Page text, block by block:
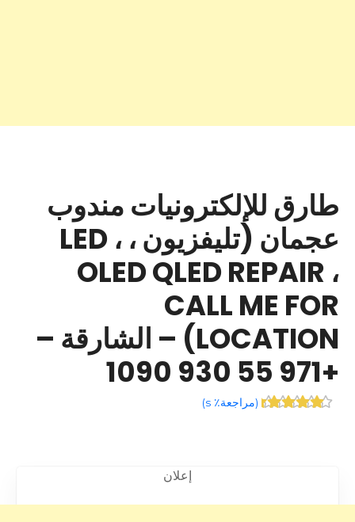
طارق للإلكترونيات مندوب
عجمان (تليفزيون ، LED ،
OLED QLED REPAIR ،
CALL ME FOR
LOCATION) – الشارقة –
+971 55 930 1090
(مراجعة٪ s )
إعلان